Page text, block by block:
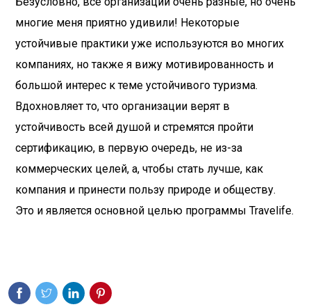
многие меня приятно удивили! Некоторые
устойчивые практики уже используются во многих
компаниях, но также я вижу мотивированность и
большой интерес к теме устойчивого туризма.
Вдохновляет то, что организации верят в
устойчивость всей душой и стремятся пройти
сертификацию, в первую очередь, не из-за
коммерческих целей, а, чтобы стать лучше, как
компания и принести пользу природе и обществу.
Это и является основной целью программы Travelife.